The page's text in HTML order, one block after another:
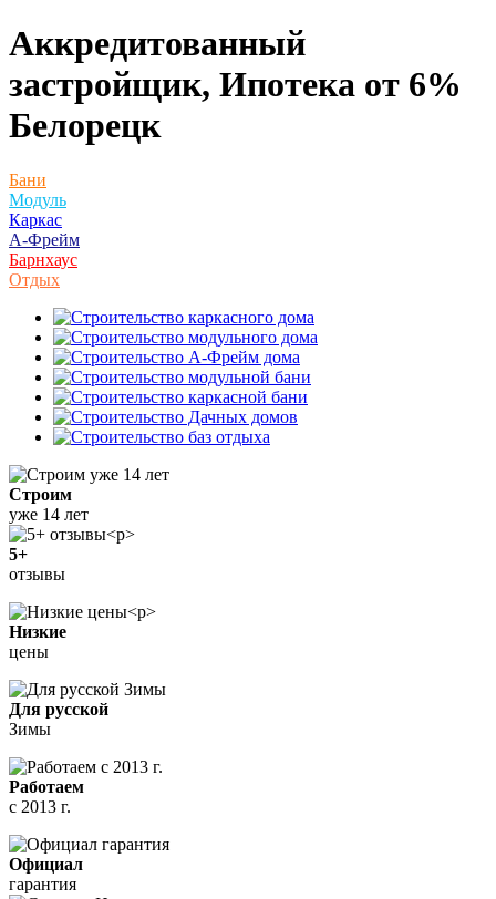
Аккредитованный
застройщик, Ипотека от 6%
Белорецк
Бани
Модуль
Каркас
А-Фрейм
Барнхаус
Отдых
Строим
уже 14 лет
5+
отзывы
Низкие
цены
Для русской
Зимы
Работаем
с 2013 г.
Официал
гарантия